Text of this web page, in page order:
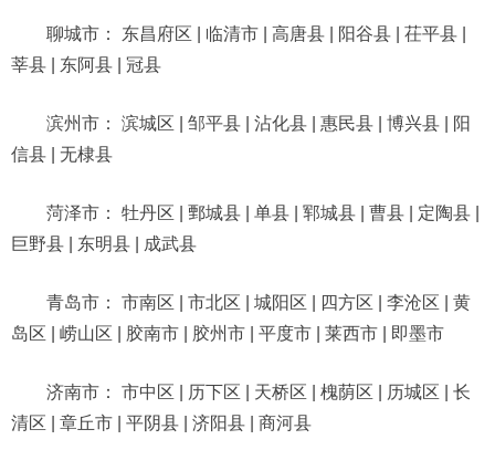
聊城市： 东昌府区 | 临清市 | 高唐县 | 阳谷县 | 茌平县 |
莘县 | 东阿县 | 冠县
滨州市： 滨城区 | 邹平县 | 沾化县 | 惠民县 | 博兴县 | 阳
信县 | 无棣县
菏泽市： 牡丹区 | 鄄城县 | 单县 | 郓城县 | 曹县 | 定陶县 |
巨野县 | 东明县 | 成武县
青岛市： 市南区 | 市北区 | 城阳区 | 四方区 | 李沧区 | 黄
岛区 | 崂山区 | 胶南市 | 胶州市 | 平度市 | 莱西市 | 即墨市
济南市： 市中区 | 历下区 | 天桥区 | 槐荫区 | 历城区 | 长
清区 | 章丘市 | 平阴县 | 济阳县 | 商河县